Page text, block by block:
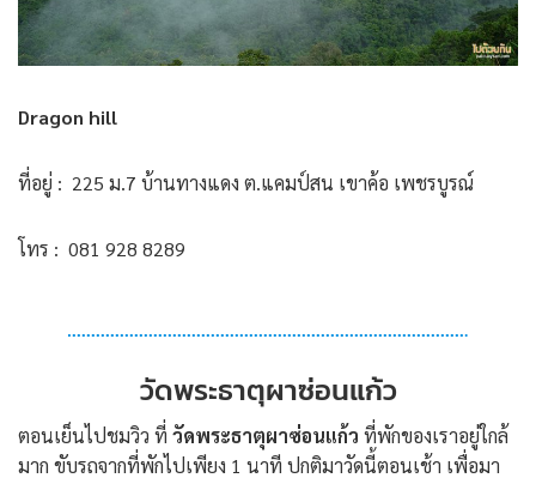
Dragon hill
ที่อยู่ : 225 ม.7 บ้านทางแดง ต.แคมป์สน เขาค้อ เพชรบูรณ์
โทร : 081 928 8289
วัดพระธาตุผาซ่อนแก้ว
ตอนเย็นไปชมวิว ที่ วัดพระธาตุผาซ่อนแก้ว ที่พักของเราอยู่ใกล้
มาก ขับรถจากที่พักไปเพียง 1 นาที ปกติมาวัดนี้ตอนเช้า เพื่อมา